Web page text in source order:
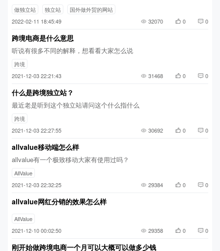
做独立站 独立站
国外做外贸的网站
2022-02-11 18:45:49
32070 0 0
跨境电商是什么意思
听说有很多不同的解释，想看看大家怎么说
跨境
2021-12-03 22:21:43
31468 0 0
什么是跨境独立站？
最近老是听到这个独立站请问这个什么指什么
跨境
2021-12-03 22:27:55
30692 0 0
allvalue移动端怎么样
allvalue有一个极致移动大家有使用过吗？
AllValue
2021-12-03 22:32:25
29384 0 0
allvalue网红分销的效果怎么样
AllValue
2021-12-10 00:02:50
29358 0 0
刚开始做跨境电商一个月可以大概可以做多少钱